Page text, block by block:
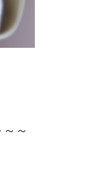
～